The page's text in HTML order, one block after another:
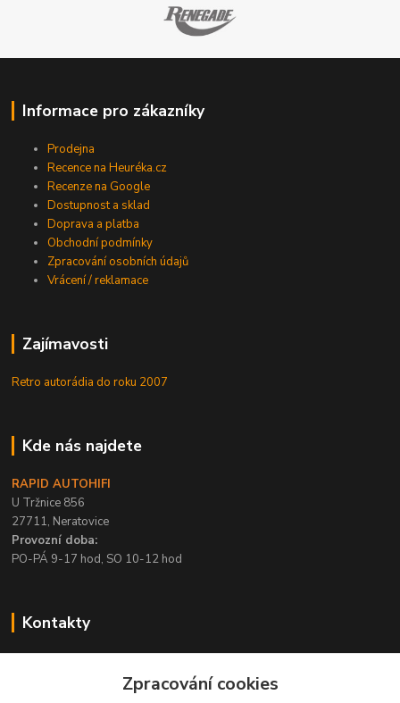
Informace pro zákazníky
Prodejna
Recence na Heuréka.cz
Recenze na Google
Dostupnost a sklad
Doprava a platba
Obchodní podmínky
Zpracování osobních údajů
Vrácení / reklamace
Zajímavosti
Retro autorádia do roku 2007
Kde nás najdete
RAPID AUTOHIFI
U Tržnice 856
27711, Neratovice
Provozní doba:
PO-PÁ 9-17 hod, SO 10-12 hod
Kontakty
PO-PÁ / 9-17 hod, SO 10-12 hodZpracování cookies